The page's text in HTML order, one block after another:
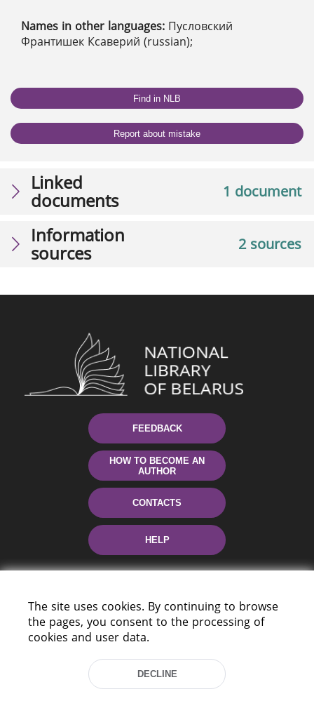
Names in other languages: Пусловский
Франтишек Ксаверий (russian);
Find in NLB
Report about mistake
1 document
Linked
documents
2 sources
Information
sources
FEEDBACK
HOW TO BECOME AN
AUTHOR
CONTACTS
HELP
220114, Niezaležnasci Ave. 116, Minsk,
The site uses cookies. By continuing to browse
the pages, you consent to the processing of
cookies and user data.
DECLINE